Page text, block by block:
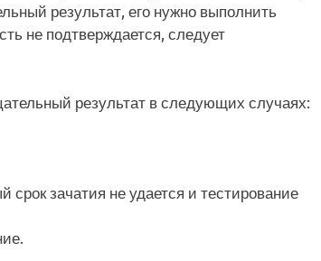
результат, его нужно выполнить
не подтверждается, следует
результат в следующих случаях:
зачатия не удается и тестирование